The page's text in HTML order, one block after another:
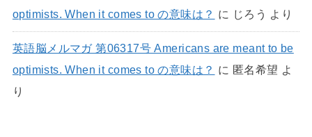
optimists. When it comes to の意味は？ に じろう より
英語脳メルマガ 第06317号 Americans are meant to be
optimists. When it comes to の意味は？ に 匿名希望 よ
り